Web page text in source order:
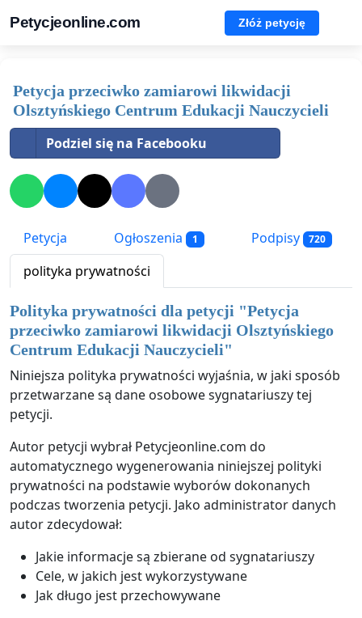
Petycjeonline.com Złóż petycję
Petycja przeciwko zamiarowi likwidacji
Olsztyńskiego Centrum Edukacji Nauczycieli
Podziel się na Facebooku
Petycja Ogłoszenia 1 Podpisy 720
polityka prywatności
Polityka prywatności dla petycji "Petycja
przeciwko zamiarowi likwidacji Olsztyńskiego
Centrum Edukacji Nauczycieli"
Niniejsza polityka prywatności wyjaśnia, w jaki sposób
przetwarzane są dane osobowe sygnatariuszy tej
petycji.
Autor petycji wybrał Petycjeonline.com do
automatycznego wygenerowania niniejszej polityki
prywatności na podstawie wyborów dokonanych
podczas tworzenia petycji. Jako administrator danych
autor zdecydował:
Jakie informacje są zbierane od sygnatariuszy
Cele, w jakich jest wykorzystywane
Jak długo jest przechowywane